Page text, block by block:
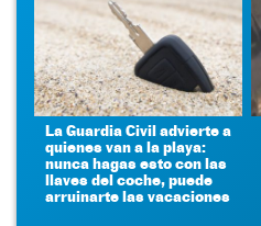
La Guardia Civil advierte a
quienes van a la playa:
nunca hagas esto con las
llaves del coche, puede
arruinarte las vacaciones